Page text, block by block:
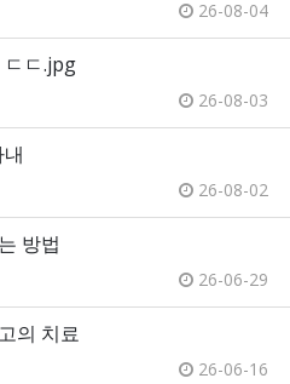
26-08-04
ㄷㄷ.jpg
26-08-03
26-08-02
방법
26-06-29
의 치료
26-06-16